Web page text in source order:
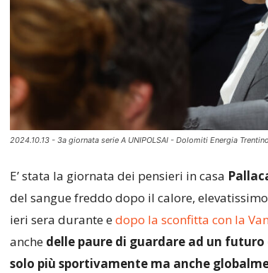
2024.10.13 - 3a giornata serie A UNIPOLSAI - Dolomiti Energia
E’ stata la giornata dei pensieri in casa
del sangue freddo dopo il calore,
ieri sera durante edopo la sconfitta con la
anche delle paure di guardare ad un
solo più sportivamente ma anche